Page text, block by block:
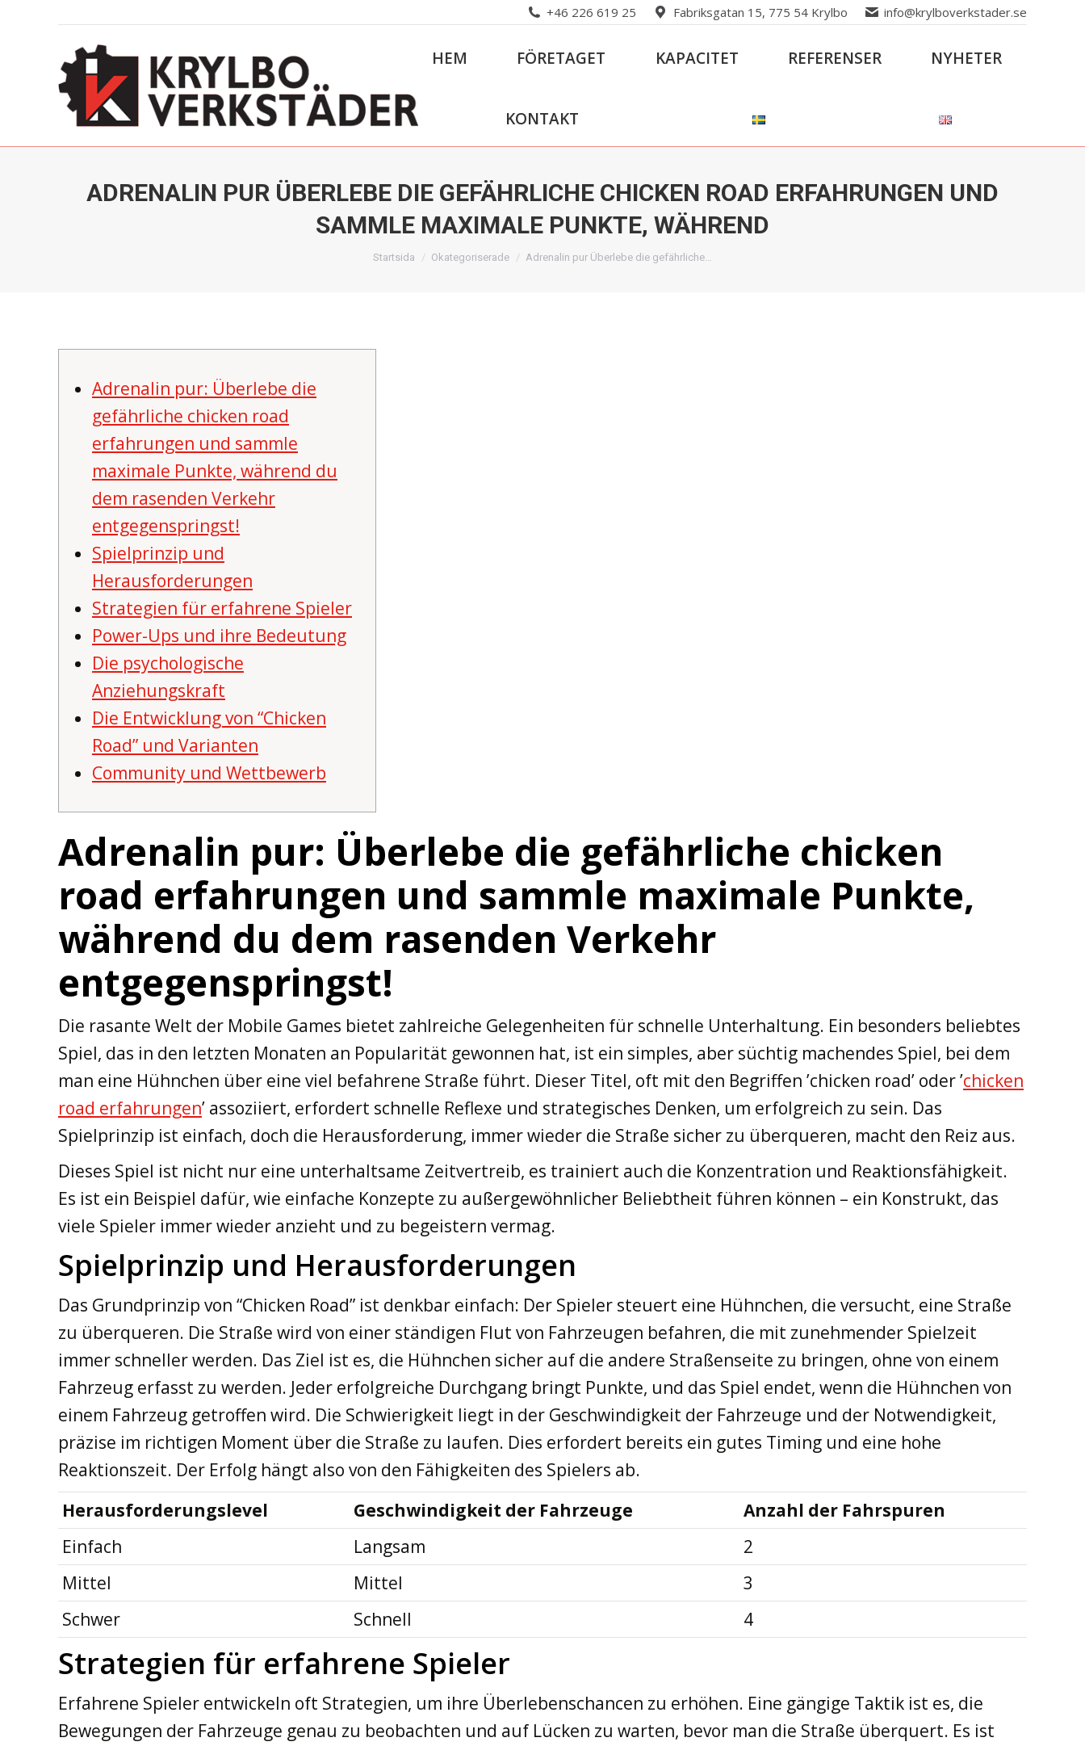
+46 226 619 25 Fabriksgatan 15, 775 54 Krylbo info@krylboverkstader.se
HEM FÖRETAGET KAPACITET REFERENSER NYHETER
KONTAKT
ADRENALIN PUR ÜBERLEBE DIE GEFÄHRLICHE CHICKEN ROAD ERFAHRUNGEN UND
SAMMLE MAXIMALE PUNKTE, WÄHREND
Du är här:
Startsida Okategoriserade Adrenalin pur Überlebe die gefährliche…
Adrenalin pur: Überlebe die
gefährliche chicken road
erfahrungen und sammle
maximale Punkte, während du
dem rasenden Verkehr
entgegenspringst!
Spielprinzip und
Herausforderungen
Strategien für erfahrene Spieler
Power-Ups und ihre Bedeutung
Die psychologische
Anziehungskraft
Die Entwicklung von “Chicken
Road” und Varianten
Community und Wettbewerb
Adrenalin pur: Überlebe die gefährliche chicken
road erfahrungen und sammle maximale Punkte,
während du dem rasenden Verkehr
entgegenspringst!
Die rasante Welt der Mobile Games bietet zahlreiche Gelegenheiten für schnelle Unterhaltung. Ein besonders beliebtes
Spiel, das in den letzten Monaten an Popularität gewonnen hat, ist ein simples, aber süchtig machendes Spiel, bei dem
man eine Hühnchen über eine viel befahrene Straße führt. Dieser Titel, oft mit den Begriffen ’chicken road’ oder ’chicken
road erfahrungen’ assoziiert, erfordert schnelle Reflexe und strategisches Denken, um erfolgreich zu sein. Das
Spielprinzip ist einfach, doch die Herausforderung, immer wieder die Straße sicher zu überqueren, macht den Reiz aus.
Dieses Spiel ist nicht nur eine unterhaltsame Zeitvertreib, es trainiert auch die Konzentration und Reaktionsfähigkeit.
Es ist ein Beispiel dafür, wie einfache Konzepte zu außergewöhnlicher Beliebtheit führen können – ein Konstrukt, das
viele Spieler immer wieder anzieht und zu begeistern vermag.
Spielprinzip und Herausforderungen
Das Grundprinzip von “Chicken Road” ist denkbar einfach: Der Spieler steuert eine Hühnchen, die versucht, eine Straße
zu überqueren. Die Straße wird von einer ständigen Flut von Fahrzeugen befahren, die mit zunehmender Spielzeit
immer schneller werden. Das Ziel ist es, die Hühnchen sicher auf die andere Straßenseite zu bringen, ohne von einem
Fahrzeug erfasst zu werden. Jeder erfolgreiche Durchgang bringt Punkte, und das Spiel endet, wenn die Hühnchen von
einem Fahrzeug getroffen wird. Die Schwierigkeit liegt in der Geschwindigkeit der Fahrzeuge und der Notwendigkeit,
präzise im richtigen Moment über die Straße zu laufen. Dies erfordert bereits ein gutes Timing und eine hohe
Reaktionszeit. Der Erfolg hängt also von den Fähigkeiten des Spielers ab.
Herausforderungslevel
Geschwindigkeit der Fahrzeuge
Anzahl der Fahrspuren
Einfach
Langsam
2
Mittel
Mittel
3
Schwer
Schnell 4
Strategien für erfahrene Spieler
Erfahrene Spieler entwickeln oft Strategien, um ihre Überlebenschancen zu erhöhen. Eine gängige Taktik ist es, die
Bewegungen der Fahrzeuge genau zu beobachten und auf Lücken zu warten, bevor man die Straße überquert. Es ist